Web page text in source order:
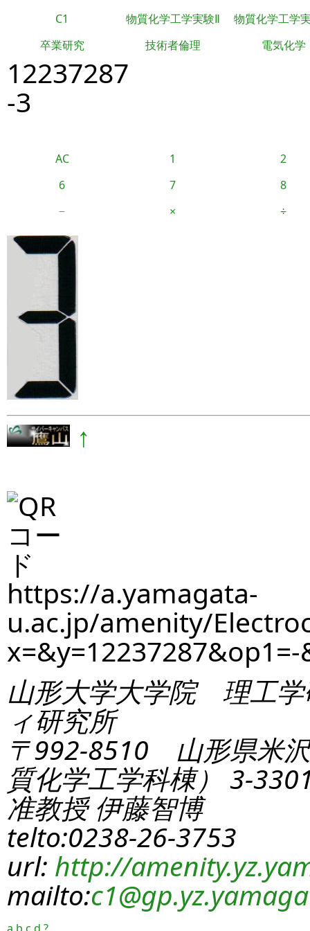
C1 物質化学工学実験Ⅱ
物質化学工学
卒業研究
技術者倫理 電気化学
12237287
-3
AC 1
2
6
7
8
−
× ÷
↑
https://a.yamagata-
u.ac.jp/amenity/
x=&y=12237287&op1=-
山形大学大学院 理工学
ィ研究所
〒992-8510 山形県米
質化学工学科棟） 3-
准教授 伊藤智博
telto:0238-26-3753
url: http://
mailto:c1